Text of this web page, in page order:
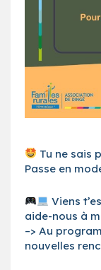
Tu ne sais
Passe en
Viens
aide-nous à
–> Au
nouvelles